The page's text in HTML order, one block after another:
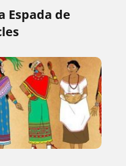
Espada de